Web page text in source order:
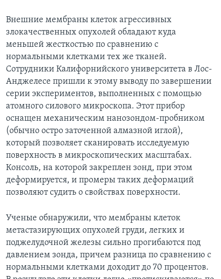
Внешние мембраны клеток агрессивных
злокачественных опухолей обладают куда
меньшей жесткостью по сравнению с
нормальными клетками тех же тканей.
Сотрудники Калифорнийского университета в Лос-
Анджелесе пришли к этому выводу по завершении
серии экспериментов, выполненных с помощью
атомного силового микроскопа. Этот прибор
оснащен механическим нанозондом-пробником
(обычно остро заточенной алмазной иглой),
который позволяет сканировать исследуемую
поверхность в микроскопических масштабах.
Консоль, на которой закреплен зонд, при этом
деформируется, и промеры таких деформаций
позволяют судить о свойствах поверхности.
Ученые обнаружили, что мембраны клеток
метастазирующих опухолей груди, легких и
поджелудочной железы сильно прогибаются под
давлением зонда, причем разница по сравнению с
нормальными клетками доходит до 70 процентов.